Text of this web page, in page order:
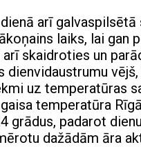
arī galvaspilsētā
laiks, lai gan
skaidroties un
dienvidaustrumu
uz temperatūras
temperatūra
grādus, padarot
dažādām āra